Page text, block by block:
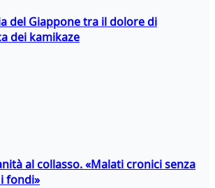
del Giappone tra il dolore di
dei kamikaze
al collasso. «Malati cronici senza
fondi»